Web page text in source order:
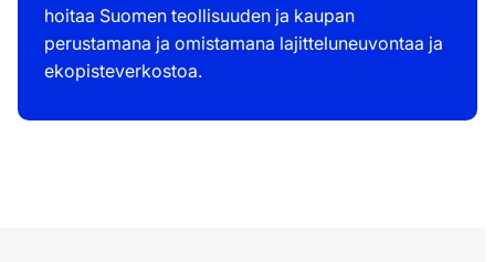
hoitaa Suomen teollisuuden ja kaupan
perustamana ja omistamana lajitteluneuvontaa ja
ekopisteverkostoa.